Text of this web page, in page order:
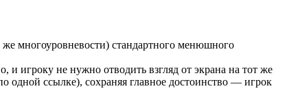
многоуровневости) стандартного менюшного
игроку не нужно отводить взгляд от экрана на тот же
одной ссылке), сохраняя главное достоинство — игрок